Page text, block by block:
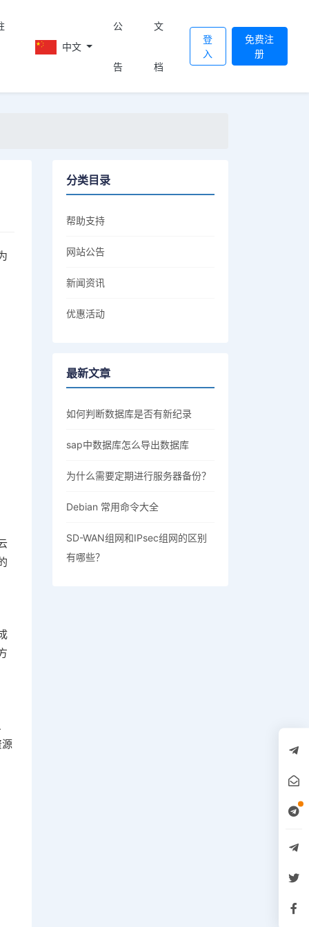
中文
公
告
文
档
登
入
免费注
册
分类目录
帮助支持
网站公告
新闻资讯
优惠活动
最新文章
如何判断数据库是否有新纪录
sap中数据库怎么导出数据库
为什么需要定期进行服务器备份？
Debian 常用命令大全
SD-WAN组网和IPsec组网的区别
有哪些？